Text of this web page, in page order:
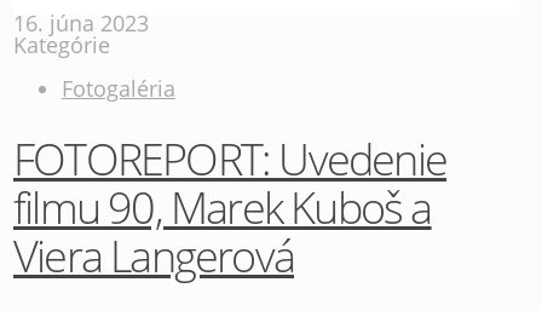
16. júna 2023
Kategórie
Fotogaléria
FOTOREPORT: Uvedenie
filmu 90, Marek Kuboš a
Viera Langerová